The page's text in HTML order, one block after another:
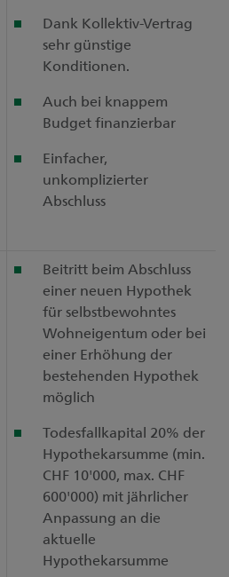
Dank Kollektiv-Vertrag
sehr günstige
Konditionen.
Auch bei knappem
Budget finanzierbar
Einfacher,
unkomplizierter
Abschluss
Beitritt beim Abschluss
einer neuen Hypothek
für selbstbewohntes
Wohneigentum oder bei
einer Erhöhung der
bestehenden Hypothek
möglich
Todesfallkapital 20% der
Hypothekarsumme (min.
CHF 10'000, max. CHF
600'000) mit jährlicher
Anpassung an die
aktuelle
Hypothekarsumme